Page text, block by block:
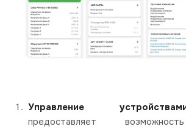
Управление
предоставляет